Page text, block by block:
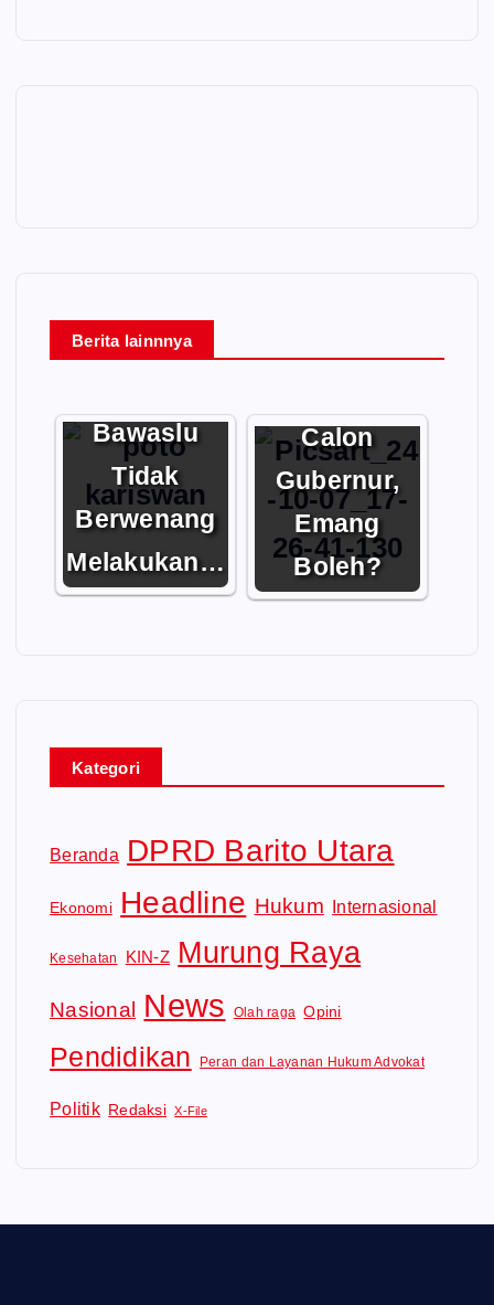
Berita lainnnya
Fenomena
Bawaslu
Tidak
Berwenang
Melakukan…
Pengusaha
Calon
Gubernur,
Emang
Boleh?
Kategori
Beranda DPRD Barito Utara
Ekonomi Headline Hukum Internasional
Kesehatan KIN-Z Murung Raya
Nasional News Olah raga Opini
Pendidikan Peran dan Layanan Hukum Advokat
Politik Redaksi X-File